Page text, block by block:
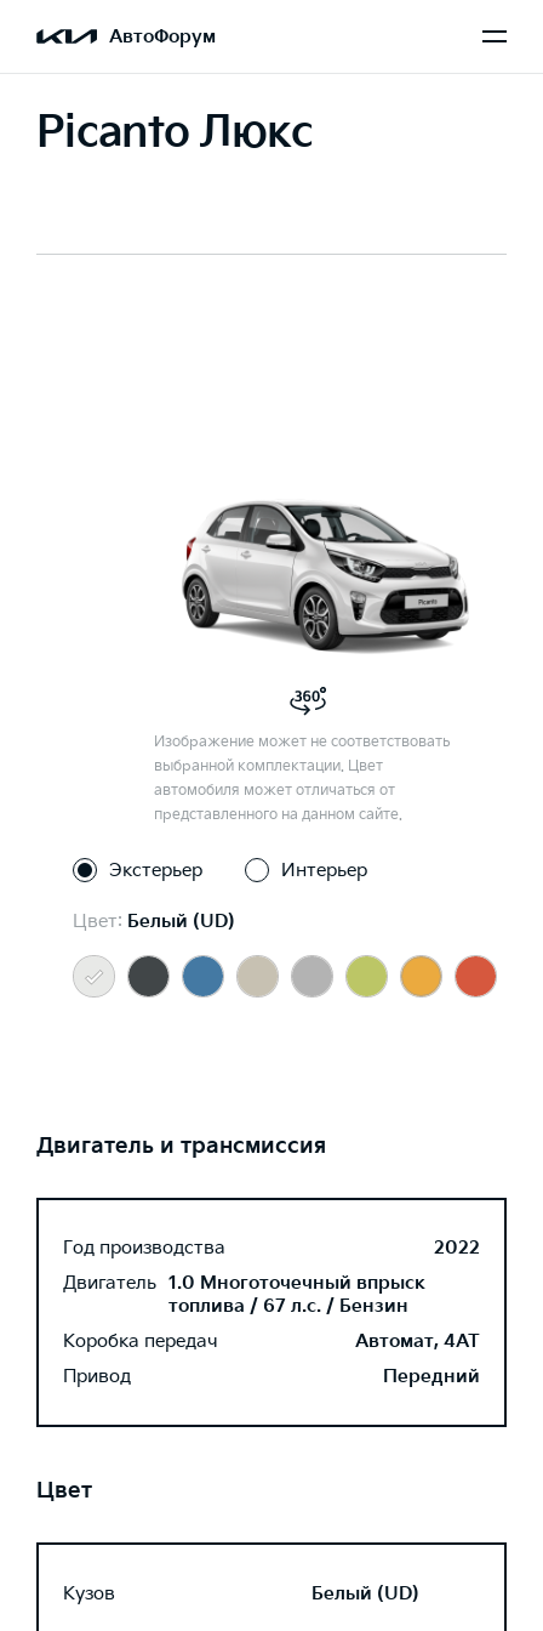
АвтоФорум
Picanto Люкс
Изображение может не соответствовать
выбранной комплектации. Цвет
автомобиля может отличаться от
представленного на данном сайте.
Экстерьер Интерьер
Цвет: Белый (UD)
Двигатель и трансмиссия
Год производства
2022
Двигатель 1.0 Многоточечный впрыск
топлива / 67 л.с. / Бензин
Коробка передач
Автомат, 4AT
Привод
Передний
Цвет
Кузов Белый (UD)